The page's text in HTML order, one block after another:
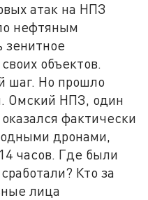
атак на НПЗ
нефтяным
зенитное
объектов.
шаг. Но прошло
Омский НПЗ, один
фактически
дронами,
часов. Где были
Кто за
лица